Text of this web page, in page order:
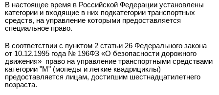
В настоящее время в Российской Федерации установлены
категории и входящие в них подкатегории транспортных
средств, на управление которыми предоставляется
специальное право.
В соответствии с пунктом 2 статьи 26 Федерального закона
от 10.12.1995 года № 196­ФЗ «О безопасности дорожного
движения» право на управление транспортными средствами
категории "M" (мопеды и легкие квадрициклы)
предоставляется лицам, достигшим шестнадцатилетнего
возраста.